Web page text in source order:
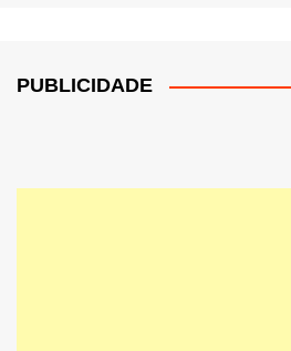
PUBLICIDADE